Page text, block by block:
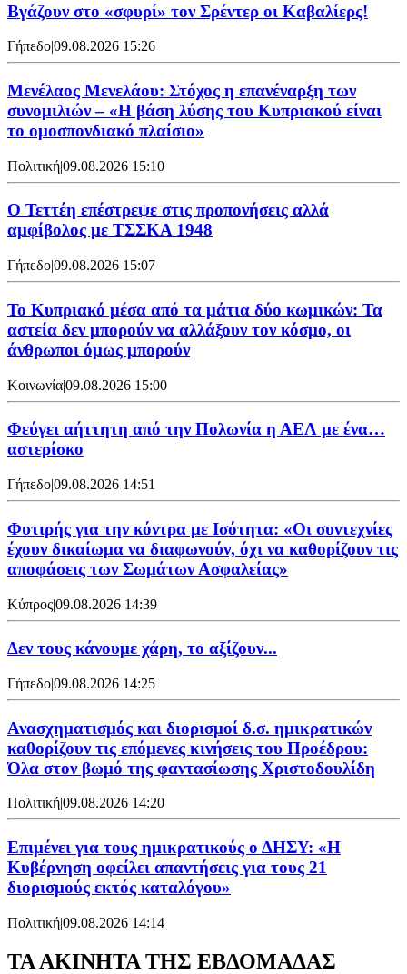
Bγάζουν στο «σφυρί» τον Σρέντερ οι Καβαλίερς!
Γήπεδο|09.08.2026 15:26
Μενέλαος Μενελάου: Στόχος η επανέναρξη των
συνομιλιών – «Η βάση λύσης του Κυπριακού είναι
το ομοσπονδιακό πλαίσιο»
Πολιτική|09.08.2026 15:10
Ο Τεττέη επέστρεψε στις προπονήσεις αλλά
αμφίβολος με ΤΣΣΚΑ 1948
Γήπεδο|09.08.2026 15:07
Το Κυπριακό μέσα από τα μάτια δύο κωμικών: Τα
αστεία δεν μπορούν να αλλάξουν τον κόσμο, οι
άνθρωποι όμως μπορούν
Κοινωνία|09.08.2026 15:00
Φεύγει αήττητη από την Πολωνία η ΑΕΛ με ένα…
αστερίσκο
Γήπεδο|09.08.2026 14:51
Φυτιρής για την κόντρα με Ισότητα: «Οι συντεχνίες
έχουν δικαίωμα να διαφωνούν, όχι να καθορίζουν τις
αποφάσεις των Σωμάτων Ασφαλείας»
Κύπρος|09.08.2026 14:39
Δεν τους κάνουμε χάρη, το αξίζουν...
Γήπεδο|09.08.2026 14:25
Ανασχηματισμός και διορισμοί δ.σ. ημικρατικών
καθορίζουν τις επόμενες κινήσεις του Προέδρου:
Όλα στον βωμό της φαντασίωσης Χριστοδουλίδη
Πολιτική|09.08.2026 14:20
Επιμένει για τους ημικρατικούς ο ΔΗΣΥ: «Η
Κυβέρνηση οφείλει απαντήσεις για τους 21
διορισμούς εκτός καταλόγου»
Πολιτική|09.08.2026 14:14
ΤΑ ΑΚΙΝΗΤΑ ΤΗΣ ΕΒΔΟΜΑΔΑΣ